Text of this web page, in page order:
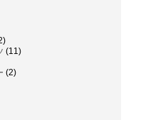
(11)
(2)